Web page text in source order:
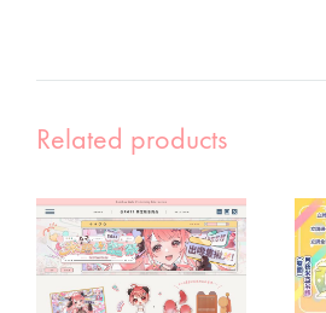
Related products